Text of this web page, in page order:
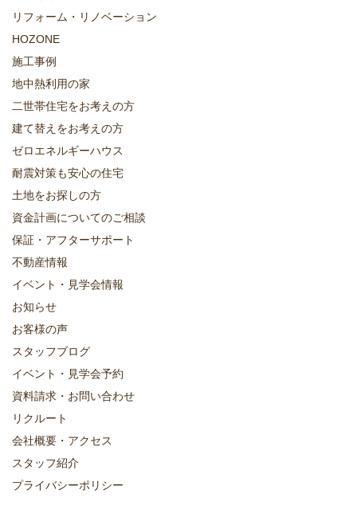
リフォーム・リノベーション
HOZONE
施工事例
地中熱利用の家
二世帯住宅をお考えの方
建て替えをお考えの方
ゼロエネルギーハウス
耐震対策も安心の住宅
土地をお探しの方
資金計画についてのご相談
保証・アフターサポート
不動産情報
イベント・見学会情報
お知らせ
お客様の声
スタッフブログ
イベント・見学会予約
資料請求・お問い合わせ
リクルート
会社概要・アクセス
スタッフ紹介
プライバシーポリシー